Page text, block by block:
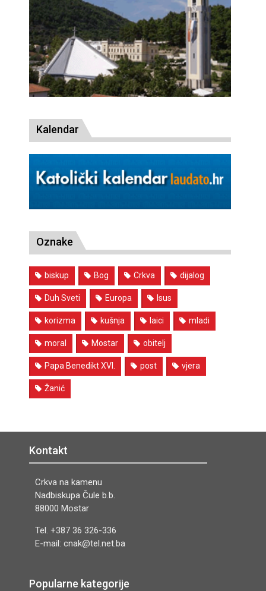
Kalendar
Oznake
biskup Bog Crkva dijalog
Duh Sveti Europa Isus
korizma kušnja laici mladi
moral Mostar obitelj
Papa Benedikt XVI. post vjera
Žanić
Kontakt
Crkva na kamenu
Nadbiskupa Čule b.b.
88000 Mostar
Tel. +387 36 326-336
E-mail: cnak@tel.net.ba
Popularne kategorije